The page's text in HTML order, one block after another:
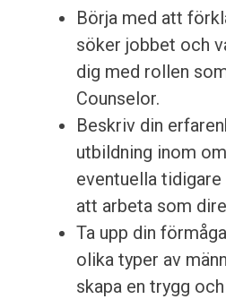
Börja med att
söker jobbet och
dig med rollen
Counselor.
Beskriv din
utbildning inom
eventuella
att arbeta som
Ta upp din
olika typer av
skapa en trygg